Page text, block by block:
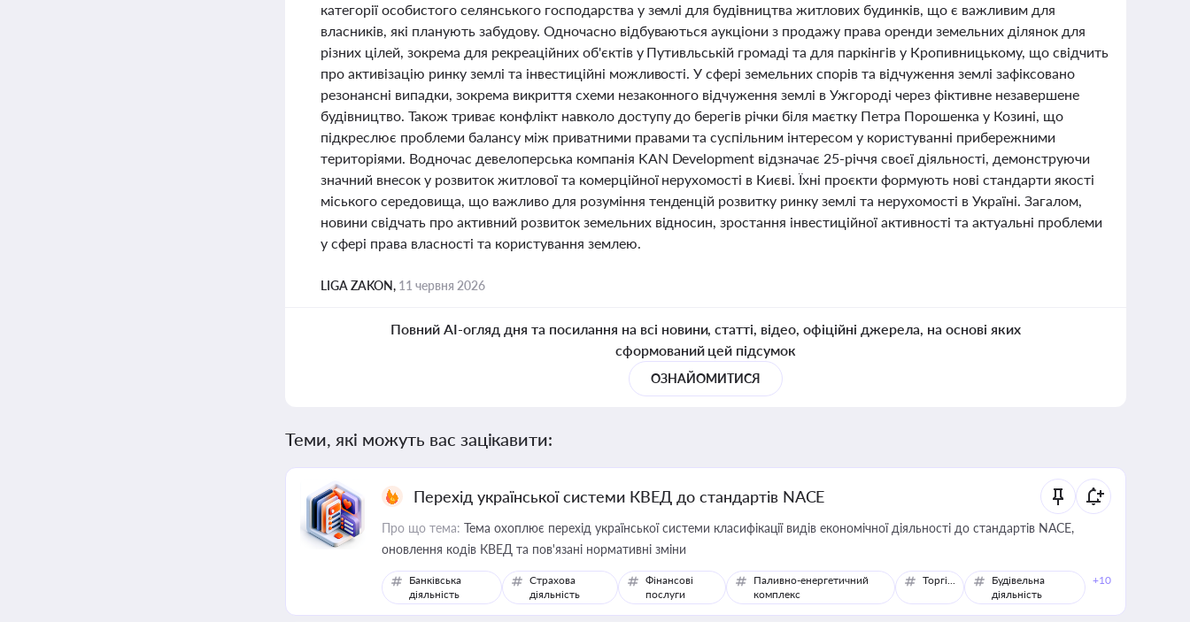
категорії особистого селянського господарства у землі для будівництва житлових будинків, що є важливим для
власників, які планують забудову. Одночасно відбуваються аукціони з продажу права оренди земельних ділянок для
різних цілей, зокрема для рекреаційних об'єктів у Путивльській громаді та для паркінгів у Кропивницькому, що свідчить
про активізацію ринку землі та інвестиційні можливості. У сфері земельних спорів та відчуження землі зафіксовано
резонансні випадки, зокрема викриття схеми незаконного відчуження землі в Ужгороді через фіктивне незавершене
будівництво. Також триває конфлікт навколо доступу до берегів річки біля маєтку Петра Порошенка у Козині, що
підкреслює проблеми балансу між приватними правами та суспільним інтересом у користуванні прибережними
територіями. Водночас девелоперська компанія KAN Development відзначає 25-річчя своєї діяльності, демонструючи
значний внесок у розвиток житлової та комерційної нерухомості в Києві. Їхні проєкти формують нові стандарти якості
міського середовища, що важливо для розуміння тенденцій розвитку ринку землі та нерухомості в Україні. Загалом,
новини свідчать про активний розвиток земельних відносин, зростання інвестиційної активності та актуальні проблеми
у сфері права власності та користування землею.
LIGA ZAKON, 11 червня 2026
Повний AI-огляд дня та посилання на всі новини, статті, відео, офіційні джерела, на основі яких
сформований цей підсумок
ОЗНАЙОМИТИСЯ
Теми, які можуть вас зацікавити:
Перехід української системи КВЕД до стандартів NACE
Про що тема: Тема охоплює перехід української системи класифікації видів економічної діяльності до стандартів NACE,
оновлення кодів КВЕД та пов'язані нормативні зміни
Банківська
діяльність
Страхова
діяльність
Фінансові
послуги
Паливно-енергетичний
комплекс
Торгівля
Будівельна
діяльність
+10